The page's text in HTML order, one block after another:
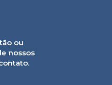
ou
nossos